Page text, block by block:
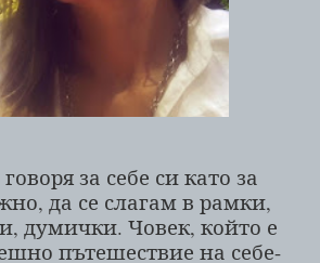
за себе си като за
да се слагам в рамки,
думички. Човек, който е
пътешествие на себе-